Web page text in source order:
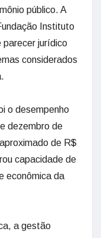
público. A
Instituto
parecer jurídico
considerados
o desempenho
dezembro de
de R$
capacidade de
econômica da
a gestão